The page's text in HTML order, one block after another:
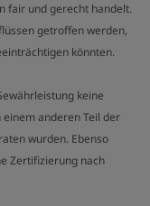
fair und gerecht handelt.
getroffen werden,
könnten.
keine
anderen Teil der
wurden. Ebenso
Zertifizierung nach